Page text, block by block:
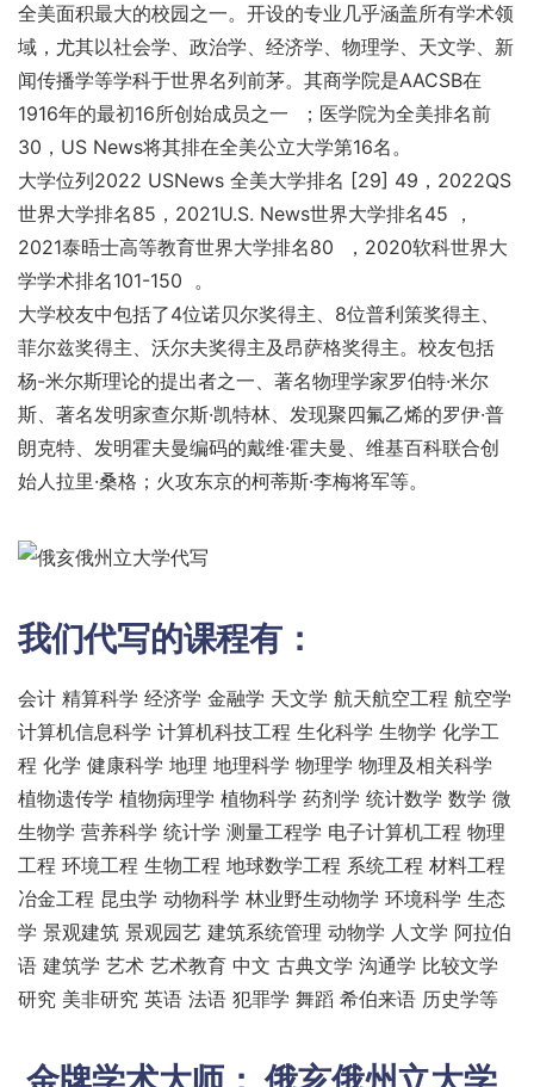
全美面积最大的校园之一。开设的专业几乎涵盖所有学术领
域，尤其以社会学、政治学、经济学、物理学、天文学、新
闻传播学等学科于世界名列前茅。其商学院是AACSB在
1916年的最初16所创始成员之一 ；医学院为全美排名前
30，US News将其排在全美公立大学第16名。
大学位列2022 USNews 全美大学排名 [29] 49，2022QS
世界大学排名85，2021U.S. News世界大学排名45 ，
2021泰晤士高等教育世界大学排名80 ，2020软科世界大
学学术排名101-150 。
大学校友中包括了4位诺贝尔奖得主、8位普利策奖得主、
菲尔兹奖得主、沃尔夫奖得主及昂萨格奖得主。校友包括
杨-米尔斯理论的提出者之一、著名物理学家罗伯特·米尔
斯、著名发明家查尔斯·凯特林、发现聚四氟乙烯的罗伊·普
朗克特、发明霍夫曼编码的戴维·霍夫曼、维基百科联合创
始人拉里·桑格；火攻东京的柯蒂斯·李梅将军等。
我们代写的课程有：
会计 精算科学 经济学 金融学 天文学 航天航空工程 航空学
计算机信息科学 计算机科技工程 生化科学 生物学 化学工
程 化学 健康科学 地理 地理科学 物理学 物理及相关科学
植物遗传学 植物病理学 植物科学 药剂学 统计数学 数学 微
生物学 营养科学 统计学 测量工程学 电子计算机工程 物理
工程 环境工程 生物工程 地球数学工程 系统工程 材料工程
冶金工程 昆虫学 动物科学 林业野生动物学 环境科学 生态
学 景观建筑 景观园艺 建筑系统管理 动物学 人文学 阿拉伯
语 建筑学 艺术 艺术教育 中文 古典文学 沟通学 比较文学
研究 美非研究 英语 法语 犯罪学 舞蹈 希伯来语 历史学等